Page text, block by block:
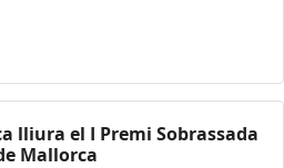
lliura el I Premi Sobrassada
Mallorca